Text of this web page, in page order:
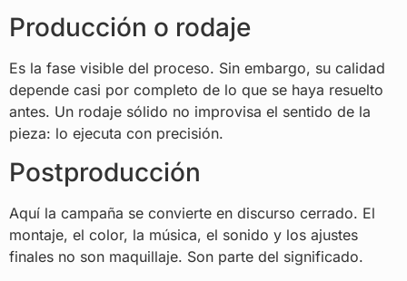
Producción o rodaje
Es la fase visible del proceso. Sin embargo, su calidad
depende casi por completo de lo que se haya resuelto
antes. Un rodaje sólido no improvisa el sentido de la
pieza: lo ejecuta con precisión.
Postproducción
Aquí la campaña se convierte en discurso cerrado. El
montaje, el color, la música, el sonido y los ajustes
finales no son maquillaje. Son parte del significado.